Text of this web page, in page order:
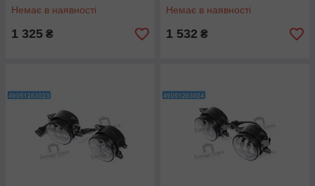
Немає в наявності
1 325 ₴
Немає в наявності
1 532 ₴